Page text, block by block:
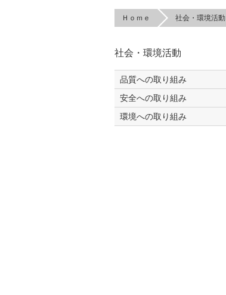
Ｈｏｍｅ 社会・環境活動
社会・環境活動
品質への取り組み
安全への取り組み
環境への取り組み